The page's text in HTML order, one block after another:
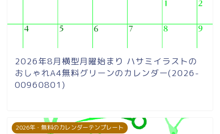
2026年8月横型月曜始まり ハサミイラストの
おしゃれA4無料グリーンのカレンダー(2026-
00960801)
2026年・無料のカレンダーテンプレート